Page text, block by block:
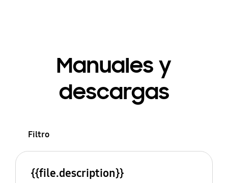
Manuales y
descargas
Filtro
{{file.description}}